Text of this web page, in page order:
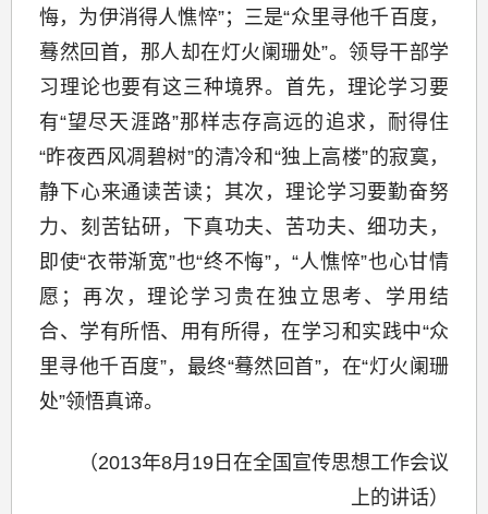
悔，为伊消得人憔悴”；三是“众里寻他千百度，
蓦然回首，那人却在灯火阑珊处”。领导干部学
习理论也要有这三种境界。首先，理论学习要
有“望尽天涯路”那样志存高远的追求，耐得住
“昨夜西风凋碧树”的清冷和“独上高楼”的寂寞，
静下心来通读苦读；其次，理论学习要勤奋努
力、刻苦钻研，下真功夫、苦功夫、细功夫，
即使“衣带渐宽”也“终不悔”，“人憔悴”也心甘情
愿；再次，理论学习贵在独立思考、学用结
合、学有所悟、用有所得，在学习和实践中“众
里寻他千百度”，最终“蓦然回首”，在“灯火阑珊
处”领悟真谛。
（2013年8月19日在全国宣传思想工作会议
上的讲话）